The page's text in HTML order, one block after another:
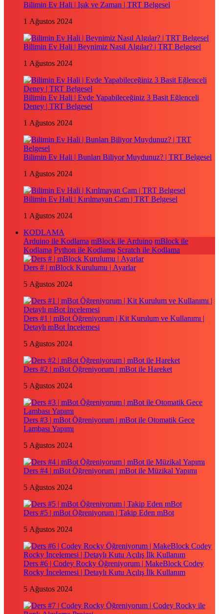
Bilimin Ev Hali | Işık ve Zaman | TRT Belgesel
1 Ağustos 2024
Bilimin Ev Hali | Beynimiz Nasıl Algılar? | TRT Belgesel
1 Ağustos 2024
Bilimin Ev Hali | Evde Yapabileceğiniz 3 Basit Eğlenceli
Deney | TRT Belgesel
1 Ağustos 2024
Bilimin Ev Hali | Bunları Biliyor Muydunuz? | TRT Belgesel
1 Ağustos 2024
Bilimin Ev Hali | Kırılmayan Cam | TRT Belgesel
1 Ağustos 2024
KODLAMA
Arduino ile Kodlama mBlock ile Arduino mBlock ile
Kodlama Python ile Kodlama Scratch ile Kodlama
Ders # | mBlock Kurulumu | Ayarlar
5 Ağustos 2024
Ders #1 | mBot Öğreniyorum | Kit Kurulum ve Kullanımı |
Detaylı mBot İncelemesi
5 Ağustos 2024
Ders #2 | mBot Öğreniyorum | mBot ile Hareket
5 Ağustos 2024
Ders #3 | mBot Öğreniyorum | mBot ile Otomatik Gece
Lambası Yapımı
5 Ağustos 2024
Ders #4 | mBot Öğreniyorum | mBot ile Müzikal Yapımı
5 Ağustos 2024
Ders #5 | mBot Öğreniyorum | Takip Eden mBot
5 Ağustos 2024
Ders #6 | Codey Rocky Öğreniyorum | MakeBlock Codey
Rocky İncelemesi | Detaylı Kutu Açılış İlk Kullanım
5 Ağustos 2024